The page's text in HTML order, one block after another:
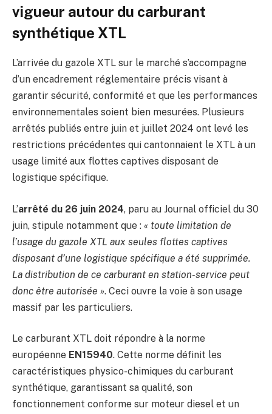
vigueur autour du carburant
synthétique XTL
L’arrivée du gazole XTL sur le marché s’accompagne
d’un encadrement réglementaire précis visant à
garantir sécurité, conformité et que les performances
environnementales soient bien mesurées. Plusieurs
arrêtés publiés entre juin et juillet 2024 ont levé les
restrictions précédentes qui cantonnaient le XTL à un
usage limité aux flottes captives disposant de
logistique spécifique.
L’arrêté du 26 juin 2024, paru au Journal officiel du 30
juin, stipule notamment que : « toute limitation de
l’usage du gazole XTL aux seules flottes captives
disposant d’une logistique spécifique a été supprimée.
La distribution de ce carburant en station-service peut
donc être autorisée ». Ceci ouvre la voie à son usage
massif par les particuliers.
Le carburant XTL doit répondre à la norme
européenne EN15940. Cette norme définit les
caractéristiques physico-chimiques du carburant
synthétique, garantissant sa qualité, son
fonctionnement conforme sur moteur diesel et un